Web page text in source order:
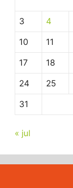
3 4
10 11
17 18
24 25
31
« jul